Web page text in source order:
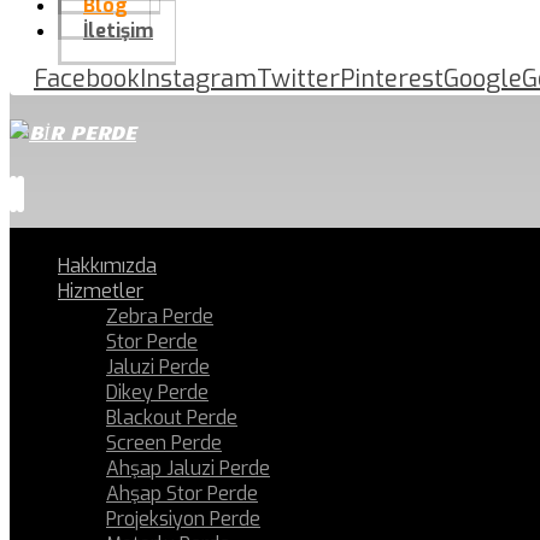
Blog
İletişim
FacebookInstagramTwitterPinterestGoogle
Hakkımızda
Hizmetler
Zebra Perde
Stor Perde
Jaluzi Perde
Dikey Perde
Blackout Perde
Screen Perde
Ahşap Jaluzi Perde
Ahşap Stor Perde
Projeksiyon Perde